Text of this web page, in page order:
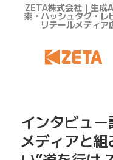
ZETA株式会社｜生成
索・ハッシュタグ・レ
リテールメディア
インタビュ
メディアと